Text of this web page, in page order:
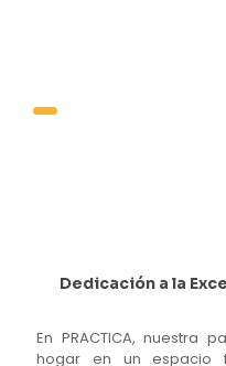
Dedicación a la
En PRACTICA, nuestra
hogar en un espacio